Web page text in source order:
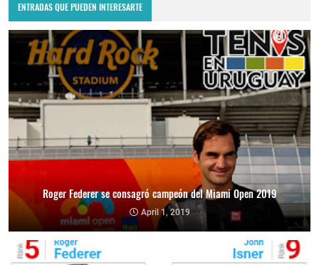
ENTRADAS QUE PUEDEN INTERESARTE
Roger Federer se consagró campeón del Miami Open 2019
April 1, 2019